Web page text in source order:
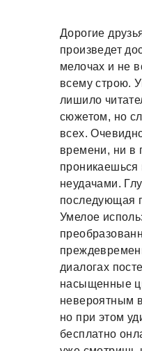
Дорогие
произведет
мелочах и не
всему строю.
лишило
сюжетом, но
всех.
времени, ни в
проникаешься
неудачами.
последующая
Умелое
диалогах
насыщенные
невероятным
но при этом
бесплатно